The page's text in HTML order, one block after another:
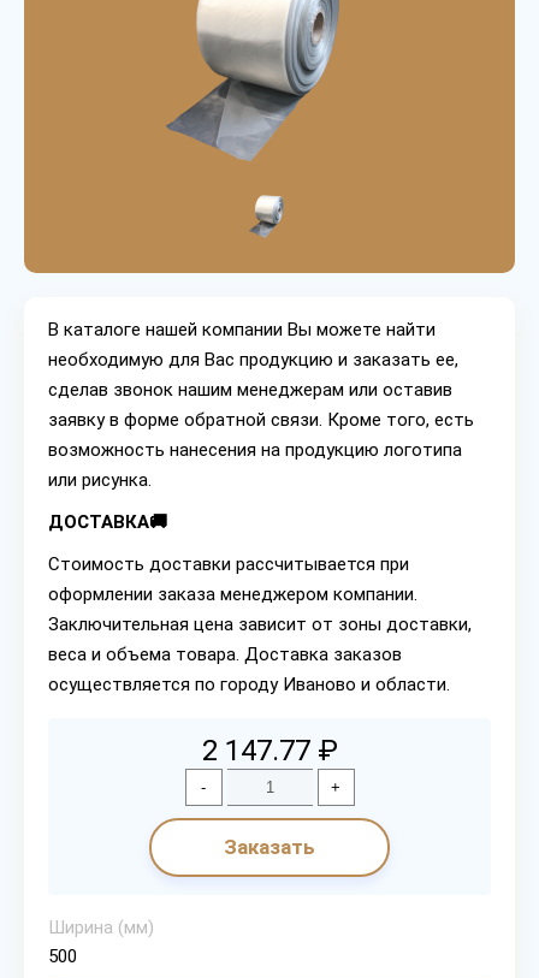
В каталоге нашей компании Вы можете найти
необходимую для Вас продукцию и заказать ее,
сделав звонок нашим менеджерам или оставив
заявку в форме обратной связи. Кроме того, есть
возможность нанесения на продукцию логотипа
или рисунка.
ДОСТАВКА🚚
Стоимость доставки рассчитывается при
оформлении заказа менеджером компании.
Заключительная цена зависит от зоны доставки,
веса и объема товара. Доставка заказов
осуществляется по городу Иваново и области.
2 147.77 ₽
- +
Заказать
Ширина (мм)
500